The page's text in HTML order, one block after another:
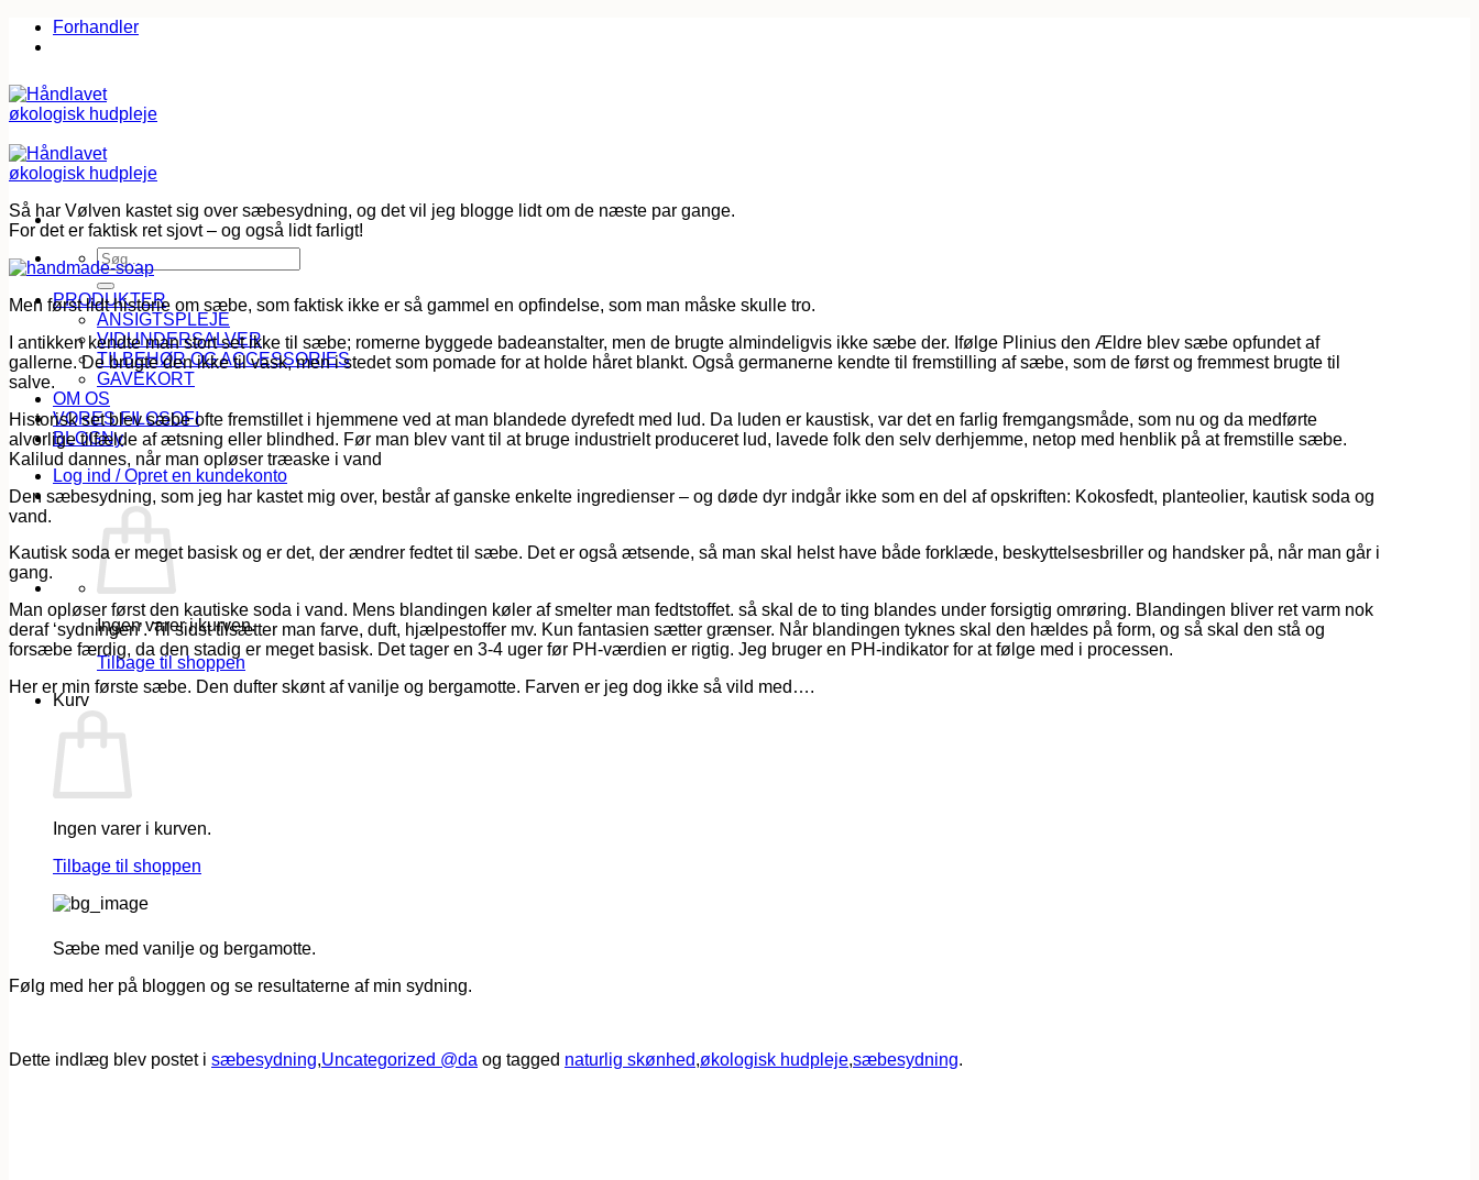
FortsætForhandler
Søg
efter:
PRODUKTER
ANSIGTSPLEJE
VIDUNDERSALVER
TILBEHØR OG ACCESSORIES
GAVEKORT
OM OS
VORES FILOSOFI
BLOG
Log ind / Opret en kundekonto
Ingen varer i kurven.
Tilbage til shoppen
Kurv
Ingen varer i kurven.
Tilbage til shoppen
Så har Vølven kastet sig over sæbesydning, og det vil jeg blogge lidt om de næste par gange.
For det er faktisk ret sjovt – og også lidt farligt!
Men først lidt historie om sæbe, som faktisk ikke er så gammel en opfindelse, som man måske skulle tro.
I antikken kendte man stort set ikke til sæbe; romerne byggede badeanstalter, men de brugte almindeligvis ikke sæbe der. Ifølge Plinius den Ældre blev sæbe opfundet af
gallerne. De brugte den ikke til vask, men i stedet som pomade for at holde håret blankt. Også germanerne kendte til fremstilling af sæbe, som de først og fremmest brugte til
salve.
Historisk set blev sæbe ofte fremstillet i hjemmene ved at man blandede dyrefedt med lud. Da luden er kaustisk, var det en farlig fremgangsmåde, som nu og da medførte
alvorlige tilfælde af ætsning eller blindhed. Før man blev vant til at bruge industrielt produceret lud, lavede folk den selv derhjemme, netop med henblik på at fremstille sæbe.
Kalilud dannes, når man opløser træaske i vand
Den sæbesydning, som jeg har kastet mig over, består af ganske enkelte ingredienser – og døde dyr indgår ikke som en del af opskriften: Kokosfedt, planteolier, kautisk soda og
vand.
Kautisk soda er meget basisk og er det, der ændrer fedtet til sæbe. Det er også ætsende, så man skal helst have både forklæde, beskyttelsesbriller og handsker på, når man går i
gang.
Man opløser først den kautiske soda i vand. Mens blandingen køler af smelter man fedtstoffet. så skal de to ting blandes under forsigtig omrøring. Blandingen bliver ret varm nok
deraf ‘sydningen’. Til sidst tilsætter man farve, duft, hjælpestoffer mv. Kun fantasien sætter grænser. Når blandingen tyknes skal den hældes på form, og så skal den stå og
forsæbe færdig, da den stadig er meget basisk. Det tager en 3-4 uger før PH-værdien er rigtig. Jeg bruger en PH-indikator for at følge med i processen.
Her er min første sæbe. Den dufter skønt af vanilje og bergamotte. Farven er jeg dog ikke så vild med….
Sæbe med vanilje og bergamotte.
Følg med her på bloggen og se resultaterne af min sydning.
Dette indlæg blev postet i sæbesydning,Uncategorized @da og tagged naturlig skønhed,økologisk hudpleje,sæbesydning.